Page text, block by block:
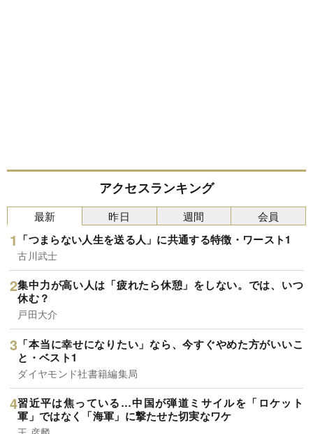
アクセスランキング
最新
「つまらない人生を送る人」に共通する特徴・ワースト1
古川武士
集中力が高い人は「疲れたら休憩」をしない。では、いつ
休む？
戸田大介
「本当に幸せになりたい」なら、今すぐやめた方がいいこ
と・ベスト1
ダイヤモンド社書籍編集局
習近平は焦っている…中国が弾道ミサイルを「ロケット
軍」ではなく「海軍」に撃たせた切実なワケ
昨日 週間 会員